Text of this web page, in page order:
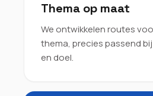
Thema op maat
We ontwikkelen routes
thema, precies passend
en doel.